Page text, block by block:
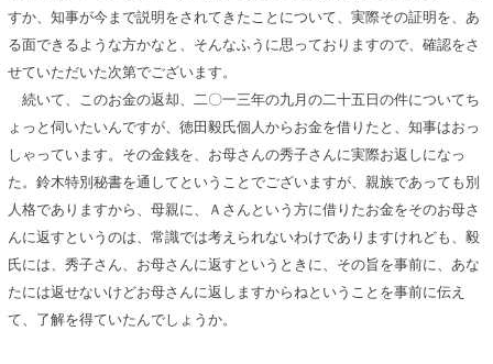
すか、知事が今まで説明をされてきたことについて、実際その証明を、あ
る面できるような方かなと、そんなふうに思っておりますので、確認をさ
せていただいた次第でございます。
続いて、このお金の返却、二〇一三年の九月の二十五日の件についてち
ょっと伺いたいんですが、徳田毅氏個人からお金を借りたと、知事はおっ
しゃっています。その金銭を、お母さんの秀子さんに実際お返しになっ
た。鈴木特別秘書を通してということでございますが、親族であっても別
人格でありますから、母親に、Ａさんという方に借りたお金をそのお母さ
んに返すというのは、常識では考えられないわけでありますけれども、毅
氏には、秀子さん、お母さんに返すというときに、その旨を事前に、あな
たには返せないけどお母さんに返しますからねということを事前に伝え
て、了解を得ていたんでしょうか。